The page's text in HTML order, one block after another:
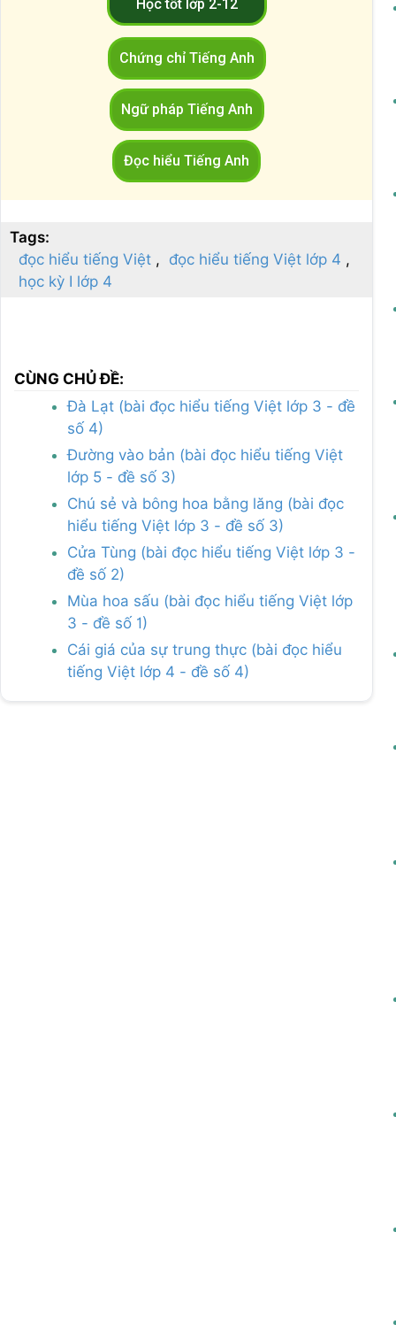
Học tốt lớp 2-12
Chứng chỉ Tiếng Anh
Ngữ pháp Tiếng Anh
Đọc hiểu Tiếng Anh
Tags:
đọc hiểu tiếng Việt
đọc hiểu tiếng Việt lớp 4
học kỳ I lớp 4
CÙNG CHỦ ĐỀ:
Đà Lạt (bài đọc hiểu tiếng Việt lớp 3 - đề
số 4)
Đường vào bản (bài đọc hiểu tiếng Việt
lớp 5 - đề số 3)
Chú sẻ và bông hoa bằng lăng (bài đọc
hiểu tiếng Việt lớp 3 - đề số 3)
Cửa Tùng (bài đọc hiểu tiếng Việt lớp 3 -
đề số 2)
Mùa hoa sấu (bài đọc hiểu tiếng Việt lớp
3 - đề số 1)
Cái giá của sự trung thực (bài đọc hiểu
tiếng Việt lớp 4 - đề số 4)